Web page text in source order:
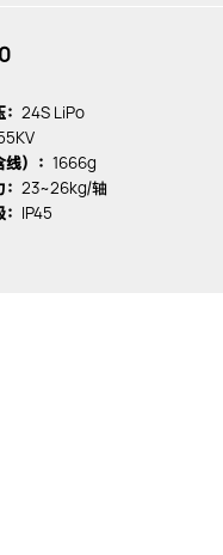
24S LiPo
）： 1666g
23~26kg/轴
IP45